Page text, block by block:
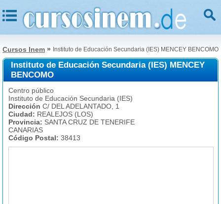
Cursos Inem » Instituto de Educación Secundaria (IES) MENCEY BENCOMO
Instituto de Educación Secundaria (IES) MENCEY
BENCOMO
Centro público
Instituto de Educación Secundaria (IES)
Dirección C/ DEL ADELANTADO, 1
Ciudad: REALEJOS (LOS)
Provincia: SANTA CRUZ DE TENERIFE
CANARIAS
Código Postal: 38413